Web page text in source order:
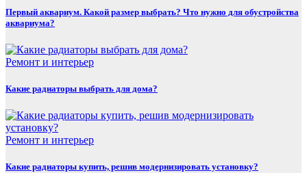
Первый аквариум. Какой размер выбрать? Что нужно для обустройства
аквариума?
Ремонт и интерьер
Какие радиаторы выбрать для дома?
Ремонт и интерьер
Какие радиаторы купить, решив модернизировать установку?